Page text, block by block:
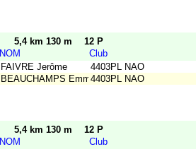
5,4 km 130 m
12 P
NOM
Club
FAIVRE Jerôme
4403PL NAO
BEAUCHAMPS Emmanuel4403PL NAO
5,4 km 130 m
12 P
NOM
Club